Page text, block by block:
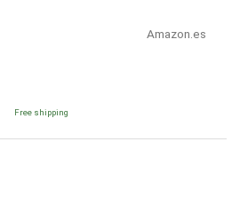
Amazon.es
Free shipping